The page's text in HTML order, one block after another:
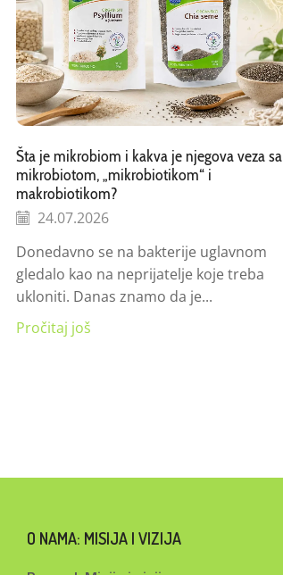
Šta je mikrobiom i kakva je njegova veza sa
mikrobiotom, „mikrobiotikom“ i
makrobiotikom?
24.07.2026
Donedavno se na bakterije uglavnom
gledalo kao na neprijatelje koje treba
ukloniti. Danas znamo da je...
Pročitaj još
O NAMA: MISIJA I VIZIJA